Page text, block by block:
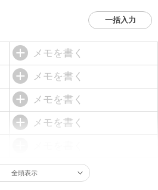
一括入力
メモを書く
メモを書く
メモを書く
メモを書く
全頭表示